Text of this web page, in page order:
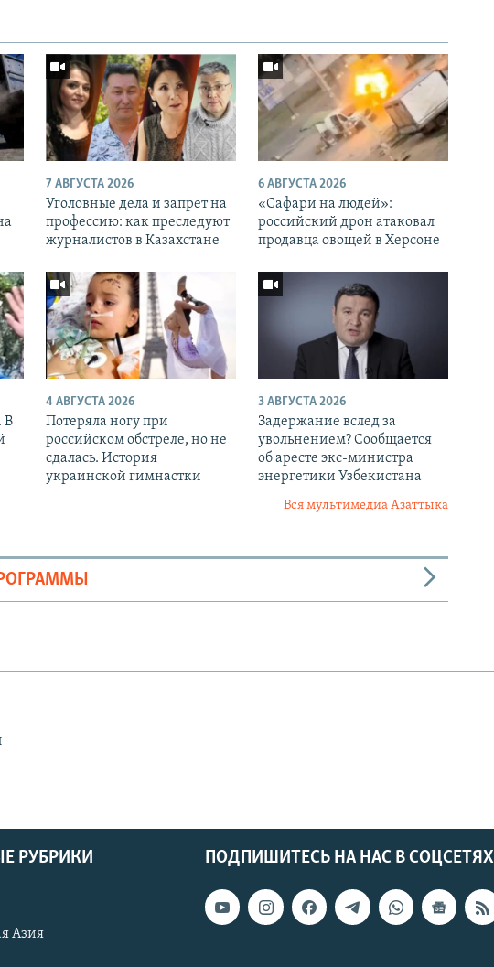
7 АВГУСТА 2026
Уголовные дела и запрет на
профессию: как преследуют
журналистов в Казахстане
6 АВГУСТА 2026
«Cафари на людей»:
российский дрон атаковал
продавца овощей в Херсоне
В
4 АВГУСТА 2026
Потеряла ногу при
российском обстреле, но не
сдалась. История
украинской гимнастки
3 АВГУСТА 2026
Задержание вслед за
увольнением? Сообщается
об аресте экс-министра
энергетики Узбекистана
Вся мультимедиа Азаттыка
ПОДПИШИТЕСЬ НА НАС В СОЦСЕТЯХ
РУБРИКИ
Азия